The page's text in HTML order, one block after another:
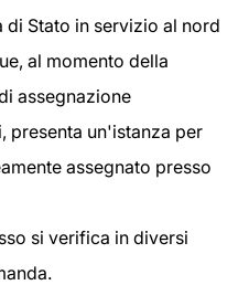
di Stato in servizio al nord
al momento della
assegnazione
presenta un'istanza per
assegnato presso
si verifica in diversi